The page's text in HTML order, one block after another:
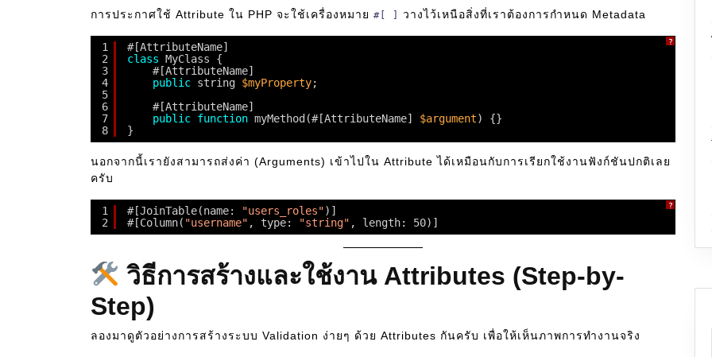
การประกาศใช้ Attribute ใน PHP จะใช้เครื่องหมาย #[ ] วางไว้เหนือสิ่งที่เราต้องการกำหนด Metadata
?
1
2
3
4
5
6
7
8
#[AttributeName]
class MyClass {
#[AttributeName]
public string $myProperty;
#[AttributeName]
public function myMethod(#[AttributeName] $argument) {}
}
นอกจากนี้เรายังสามารถส่งค่า (Arguments) เข้าไปใน Attribute ได้เหมือนกับการเรียกใช้งานฟังก์ชันปกติเลย
ครับ
?
1
2
#[JoinTable(name: "users_roles")]
#[Column( "username" , type: "string" , length: 50)]
วิธีการสร้างและใช้งาน Attributes (Step-by-
Step)
ลองมาดูตัวอย่างการสร้างระบบ Validation ง่ายๆ ด้วย Attributes กันครับ เพื่อให้เห็นภาพการทำงานจริง